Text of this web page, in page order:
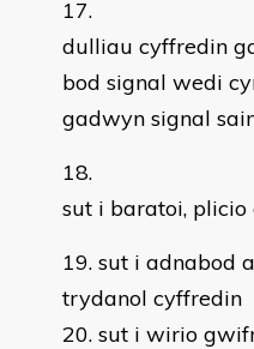
dulliau cyffredin
bod signal wedi
gadwyn signal
sut i baratoi,
sut i adnabod
trydanol cyffredin
sut i wirio